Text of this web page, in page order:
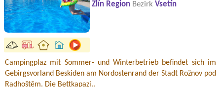
Zlín Region Bezirk Vsetín
Campingplaz mit Sommer- und Winterbetrieb befindet sich im
Gebirgsvorland Beskiden am Nordostenrand der Stadt Rožnov pod
Radhoštěm. Die Bettkapazi..